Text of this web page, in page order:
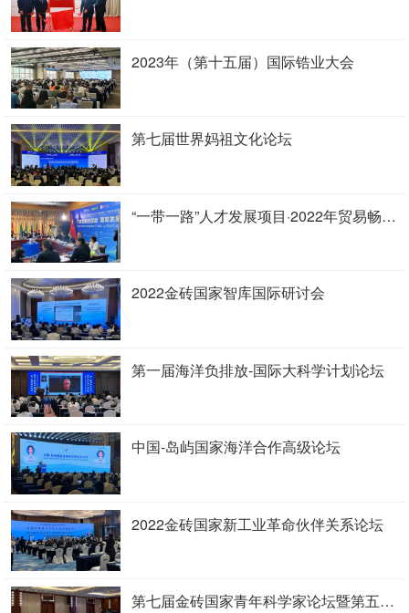
2023年（第十五届）国际锆业大会
第七届世界妈祖文化论坛
“一带一路”人才发展项目·2022年贸易畅通云上高级研修班
2022金砖国家智库国际研讨会
第一届海洋负排放-国际大科学计划论坛
中国-岛屿国家海洋合作高级论坛
2022金砖国家新工业革命伙伴关系论坛
第七届金砖国家青年科学家论坛暨第五届金砖国家青年创新奖